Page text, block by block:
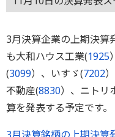
3月決算企業の上期決算
も大和ハウス工業(1925
(3099）、いすゞ(7202
不動産(8830）、ニトリ
算を発表する予定です。